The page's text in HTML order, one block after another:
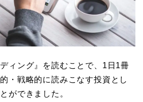
ィング』を読むことで、1日1冊
・戦略的に読みこなす投資とし
ができました。